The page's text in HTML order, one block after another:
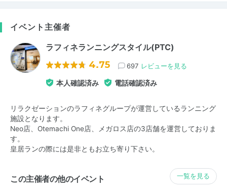
イベント主催者
ラフィネランニングスタイル(PTC)
4.75 697 レビューを見る
本人確認済み 電話確認済み
リラクゼーションのラフィネグループが運営しているランニング
施設となります。
Neo店、Otemachi One店、メガロス店の3店舗を運営しておりま
す。
皇居ランの際には是非ともお立ち寄り下さい。
この主催者の他のイベント 一覧を見る